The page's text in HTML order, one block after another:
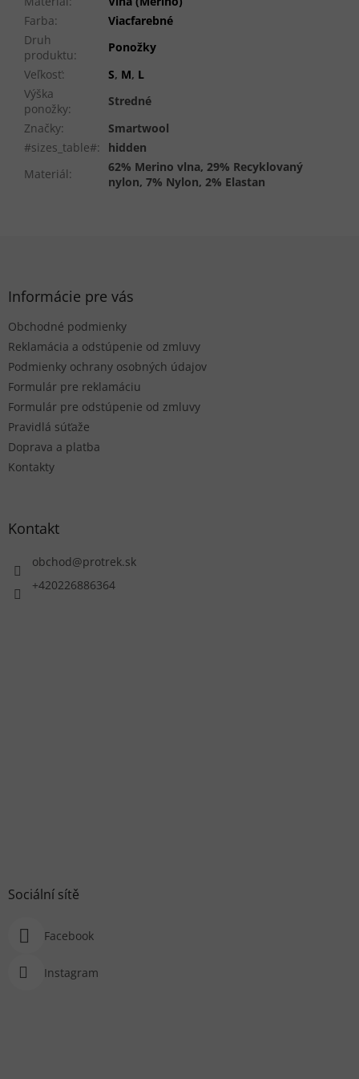
Farba:
Viacfarebné
Druh
produktu:
Ponožky
Veľkosť: S, M, L
Výška
ponožky:
Stredné
Značky:
Smartwool
#sizes_table#:
hidden
Materiál:
62% Merino vlna, 29% Recyklovaný
nylon, 7% Nylon, 2% Elastan
Informácie pre vás
Obchodné podmienky
Reklamácia a odstúpenie od zmluvy
Podmienky ochrany osobných údajov
Formulár pre reklamáciu
Formulár pre odstúpenie od zmluvy
Pravidlá súťaže
Doprava a platba
Kontakty
Kontakt
obchod@protrek.sk
+420226886364
Sociální sítě
Facebook
Instagram